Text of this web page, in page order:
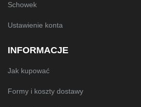
Schowek
Ustawienie konta
INFORMACJE
Jak kupować
Formy i koszty dostawy